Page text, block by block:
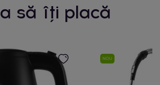
să îți placă
NOU